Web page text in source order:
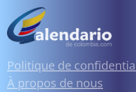
Politique de
À propos de nous